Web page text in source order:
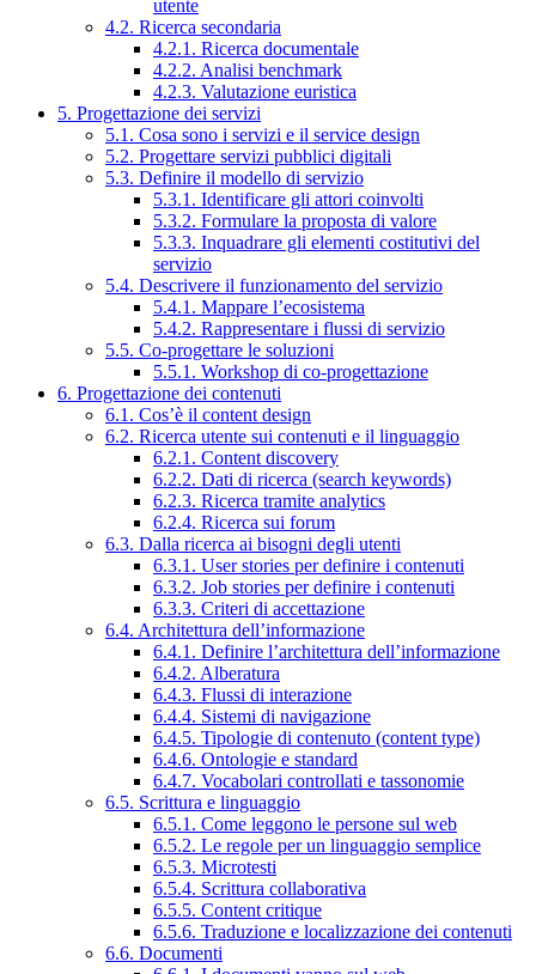
utente
4.2. Ricerca secondaria
4.2.1. Ricerca documentale
4.2.2. Analisi benchmark
4.2.3. Valutazione euristica
5. Progettazione dei servizi
5.1. Cosa sono i servizi e il service design
5.2. Progettare servizi pubblici digitali
5.3. Definire il modello di servizio
5.3.1. Identificare gli attori coinvolti
5.3.2. Formulare la proposta di valore
5.3.3. Inquadrare gli elementi costitutivi del
servizio
5.4. Descrivere il funzionamento del servizio
5.4.1. Mappare l’ecosistema
5.4.2. Rappresentare i flussi di servizio
5.5. Co-progettare le soluzioni
5.5.1. Workshop di co-progettazione
6. Progettazione dei contenuti
6.1. Cos’è il content design
6.2. Ricerca utente sui contenuti e il linguaggio
6.2.1. Content discovery
6.2.2. Dati di ricerca (search keywords)
6.2.3. Ricerca tramite analytics
6.2.4. Ricerca sui forum
6.3. Dalla ricerca ai bisogni degli utenti
6.3.1. User stories per definire i contenuti
6.3.2. Job stories per definire i contenuti
6.3.3. Criteri di accettazione
6.4. Architettura dell’informazione
6.4.1. Definire l’architettura dell’informazione
6.4.2. Alberatura
6.4.3. Flussi di interazione
6.4.4. Sistemi di navigazione
6.4.5. Tipologie di contenuto (content type)
6.4.6. Ontologie e standard
6.4.7. Vocabolari controllati e tassonomie
6.5. Scrittura e linguaggio
6.5.1. Come leggono le persone sul web
6.5.2. Le regole per un linguaggio semplice
6.5.3. Microtesti
6.5.4. Scrittura collaborativa
6.5.5. Content critique
6.5.6. Traduzione e localizzazione dei contenuti
6.6. Documenti